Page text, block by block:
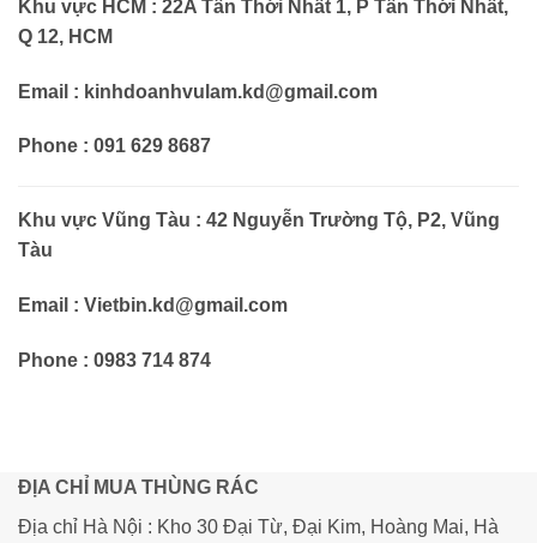
Khu vực HCM : 22A Tân Thới Nhất 1, P Tân Thới Nhất,
Q 12, HCM
Email : kinhdoanhvulam.kd@gmail.com
Phone : 091 629 8687
Khu vực Vũng Tàu : 42 Nguyễn Trường Tộ, P2, Vũng
Tàu
Email : Vietbin.kd@gmail.com
Phone : 0983 714 874
ĐỊA CHỈ MUA THÙNG RÁC
Địa chỉ Hà Nội : Kho 30 Đại Từ, Đại Kim, Hoàng Mai, Hà